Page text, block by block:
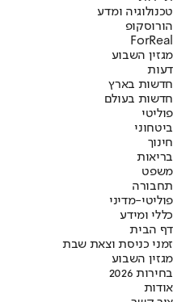
טכנולוגיה ומדע
הורוסקופ
ForReal
מגזין השבוע
דעות
חדשות בארץ
חדשות בעולם
פוליטי
ביטחוני
חינוך
בריאות
משפט
תחבורה
פוליטי-מדיני
כללי ומידע
דף הבית
זמני כניסת וצאת שבת
מגזין השבוע
בחירות 2026
אודות